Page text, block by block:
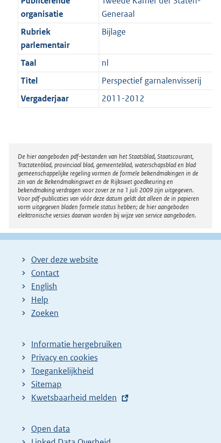
t
a
t
b
b
organisatie
Generaal
Rubriek
parlementair
Bijlage
Taal
nl
Titel
Perspectief garnalenvisserij
Vergaderjaar
2011-2012
Disclaimer
De hier aangeboden pdf-bestanden van het Staatsblad, Staatscourant,
Tractatenblad, provinciaal blad, gemeenteblad, waterschapsblad en blad
gemeenschappelijke regeling vormen de formele bekendmakingen in de
zin van de Bekendmakingswet en de Rijkswet goedkeuring en
bekendmaking verdragen voor zover ze na 1 juli 2009 zijn uitgegeven.
Voor pdf-publicaties van vóór deze datum geldt dat alleen de in papieren
vorm uitgegeven bladen formele status hebben; de hier aangeboden
elektronische versies daarvan worden bij wijze van service aangeboden.
Over deze website
Contact
English
Help
Zoeken
Informatie hergebruiken
Privacy en cookies
Toegankelijkheid
Sitemap
E
t
e
Kwetsbaarheid melden
Open data